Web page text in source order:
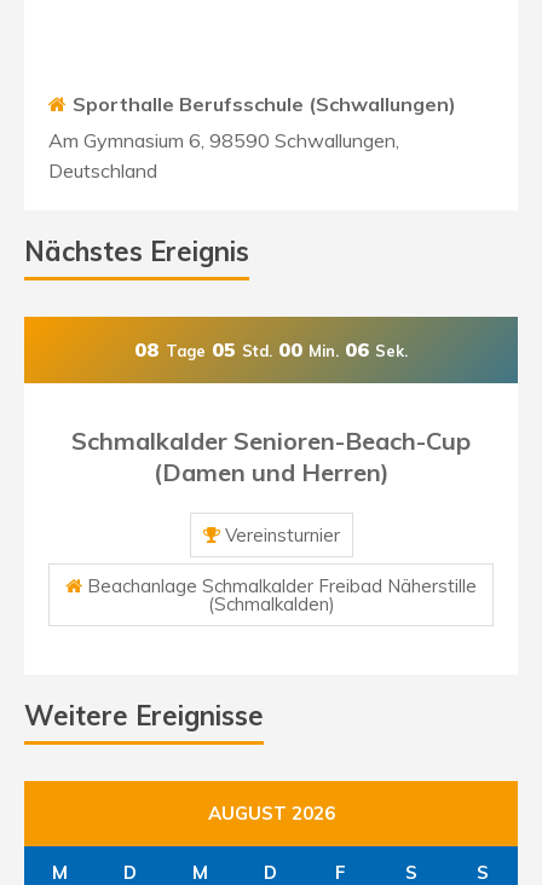
Sporthalle Berufsschule (Schwallungen)
Am Gymnasium 6, 98590 Schwallungen,
Deutschland
Nächstes Ereignis
08 Tage 05 Std. 00 Min. 04 Sek.
Schmalkalder Senioren-Beach-Cup
(Damen und Herren)
Vereinsturnier
Beachanlage Schmalkalder Freibad Näherstille
(Schmalkalden)
Weitere Ereignisse
AUGUST 2026
M D M D F S S